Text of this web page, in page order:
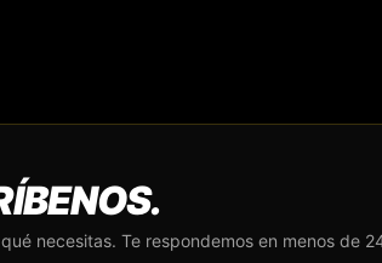
necesitas. Te respondemos en menos de